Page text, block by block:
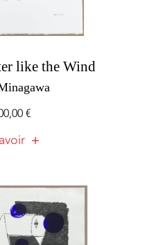
like the Wind
€